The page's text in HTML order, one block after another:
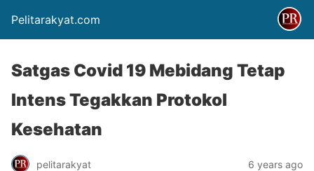
Pelitarakyat.com
Satgas Covid 19 Mebidang Tetap
Intens Tegakkan Protokol
Kesehatan
pelitarakyat 6 years ago